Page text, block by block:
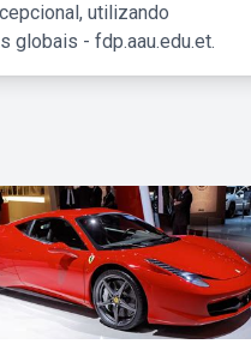
utilizando
globais - fdp.aau.edu.et.